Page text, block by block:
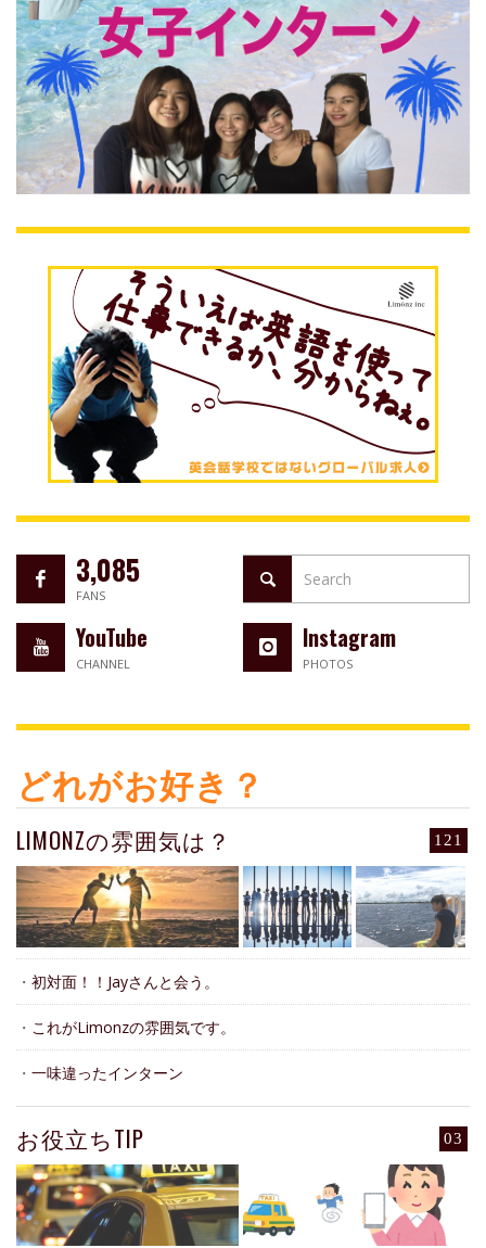
3,085
FANS
YouTube
CHANNEL
Instagram
PHOTOS
どれがお好き？
121
LIMONZの雰囲気は？
・ 初対面！！Jayさんと会う。
・ これがLimonzの雰囲気です。
・ 一味違ったインターン
03
お役立ちTIP